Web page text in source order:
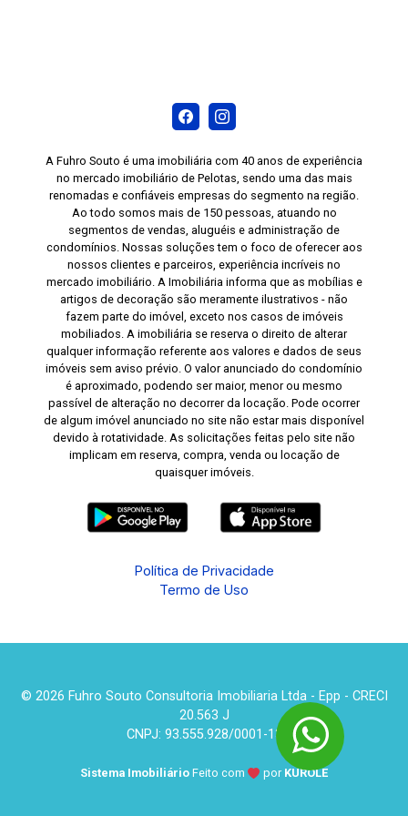
A Fuhro Souto é uma imobiliária com 40 anos de experiência
no mercado imobiliário de Pelotas, sendo uma das mais
renomadas e confiáveis empresas do segmento na região.
Ao todo somos mais de 150 pessoas, atuando no
segmentos de vendas, aluguéis e administração de
condomínios. Nossas soluções tem o foco de oferecer aos
nossos clientes e parceiros, experiência incríveis no
mercado imobiliário. A Imobiliária informa que as mobílias e
artigos de decoração são meramente ilustrativos - não
fazem parte do imóvel, exceto nos casos de imóveis
mobiliados. A imobiliária se reserva o direito de alterar
qualquer informação referente aos valores e dados de seus
imóveis sem aviso prévio. O valor anunciado do condomínio
é aproximado, podendo ser maior, menor ou mesmo
passível de alteração no decorrer da locação. Pode ocorrer
de algum imóvel anunciado no site não estar mais disponível
devido à rotatividade. As solicitações feitas pelo site não
implicam em reserva, compra, venda ou locação de
quaisquer imóveis.
Política de Privacidade
Termo de Uso
© 2026 Fuhro Souto Consultoria Imobiliaria Ltda - Epp - CRECI
20.563 J
CNPJ: 93.555.928/0001-13
Sistema Imobiliário Feito com por KUROLE